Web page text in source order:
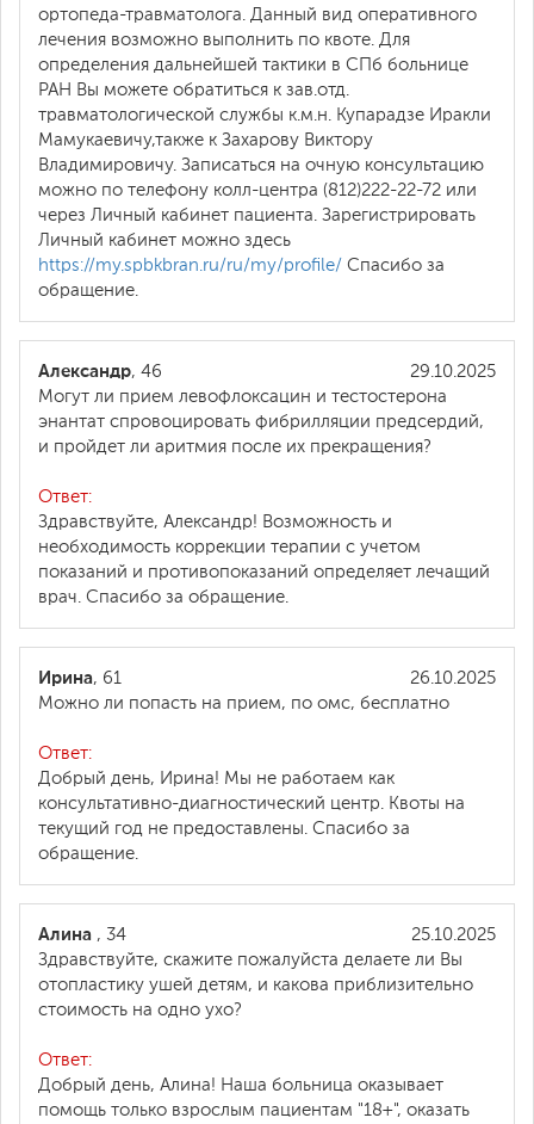
ортопеда-травматолога. Данный вид оперативного
лечения возможно выполнить по квоте. Для
определения дальнейшей тактики в СПб больнице
РАН Вы можете обратиться к зав.отд.
травматологической службы к.м.н. Купарадзе Иракли
Мамукаевичу,также к Захарову Виктору
Владимировичу. Записаться на очную консультацию
можно по телефону колл-центра (812)222-22-72 или
через Личный кабинет пациента. Зарегистрировать
Личный кабинет можно здесь
https://my.spbkbran.ru/ru/my/profile/ Спасибо за
обращение.
29.10.2025
Александр, 46
Могут ли прием левофлоксацин и тестостерона
энантат спровоцировать фибрилляции предсердий,
и пройдет ли аритмия после их прекращения?
Ответ:
Здравствуйте, Александр! Возможность и
необходимость коррекции терапии с учетом
показаний и противопоказаний определяет лечащий
врач. Спасибо за обращение.
26.10.2025
Ирина, 61
Можно ли попасть на прием, по омс, бесплатно
Ответ:
Добрый день, Ирина! Мы не работаем как
консультативно-диагностический центр. Квоты на
текущий год не предоставлены. Спасибо за
обращение.
25.10.2025
Алина , 34
Здравствуйте, скажите пожалуйста делаете ли Вы
отопластику ушей детям, и какова приблизительно
стоимость на одно ухо?
Ответ:
Добрый день, Алина! Наша больница оказывает
помощь только взрослым пациентам "18+", оказать